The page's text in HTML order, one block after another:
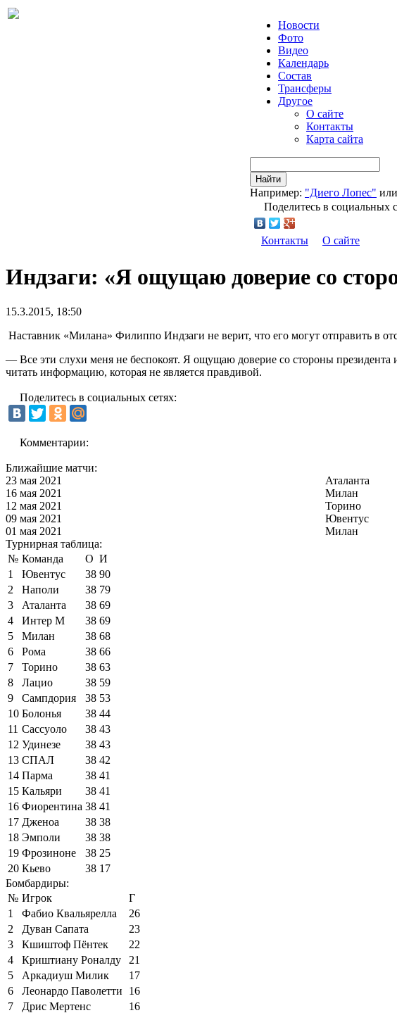
Новости
Фото
Видео
Календарь
Состав
Трансферы
Другое
О сайте
Контакты
Карта сайта
Найти
Например: "Диего Лопес" или
Поделитесь в социальных
Контакты О сайте
Индзаги: «Я ощущаю доверие со
15.3.2015, 18:50
Наставник «Милана» Филиппо Индзаги не верит, что его могут отправить в
— Все эти слухи меня не беспокоят. Я ощущаю доверие со стороны
читать информацию, которая не является правдивой.
Поделитесь в социальных сетях:
Комментарии:
Ближайшие матчи:
23 мая 2021
Аталанта
16 мая 2021
Милан
12 мая 2021
Торино
09 мая 2021
Ювентус
01 мая 2021
Милан
Турнирная таблица:
№ Команда О И
1
Ювентус 38 90
2
Наполи 38 79
3
Аталанта 38 69
4
Интер М 38 69
5
Милан 38 68
6
Рома 38 66
7
Торино 38 63
8
Лацио 38 59
9
Сампдория 38 53
10 Болонья 38 44
11 Сассуоло 38 43
12 Удинезе 38 43
13 СПАЛ 38 42
14 Парма 38 41
15 Кальяри 38 41
16 Фиорентина 38 41
17 Дженоа 38 38
18 Эмполи 38 38
19 Фрозиноне 38 25
20 Кьево 38 17
Бомбардиры:
№ Игрок
Г
1
Фабио Квальярелла
26
2
Дуван Сапата
23
3
Кшиштоф Пёнтек
22
4
Криштиану Роналду
21
5
Аркадиуш Милик
17
6
Леонардо Паволетти
16
7
Дрис Мертенс
16